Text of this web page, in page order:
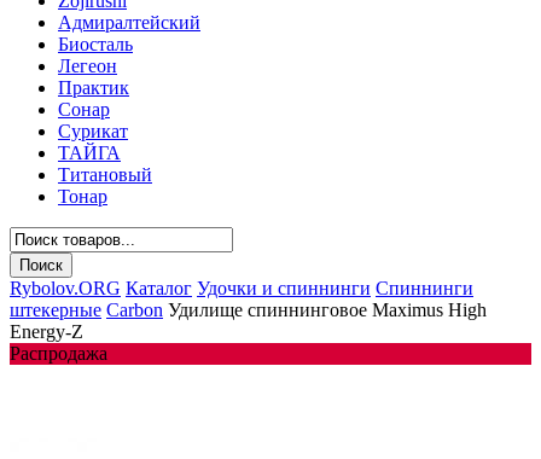
Адмиралтейский
Биосталь
Легеон
Практик
Сонар
Сурикат
ТАЙГА
Титановый
Тонар
Rybolov.ORG Каталог Удочки и спиннинги Спиннинги
штекерные Carbon Удилище спиннинговое Maximus High
Energy-Z
Распродажа